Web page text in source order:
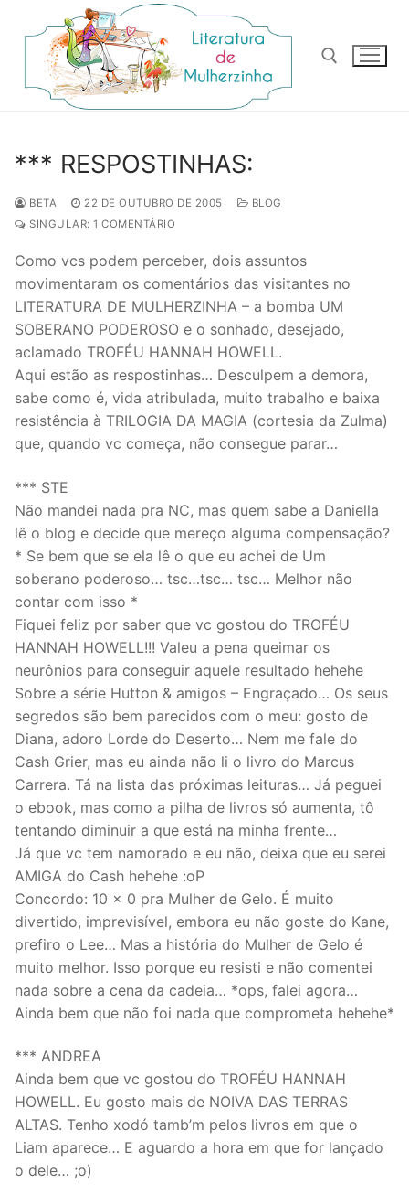
para
conteúdo
*** RESPOSTINHAS:
BETA 22 DE OUTUBRO DE 2005
BLOG
SINGULAR: 1 COMENTÁRIO
Como vcs podem perceber, dois assuntos
movimentaram os comentários das visitantes no
LITERATURA DE MULHERZINHA – a bomba UM
SOBERANO PODEROSO e o sonhado, desejado,
aclamado TROFÉU HANNAH HOWELL.
Aqui estão as respostinhas… Desculpem a demora,
sabe como é, vida atribulada, muito trabalho e baixa
resistência à TRILOGIA DA MAGIA (cortesia da Zulma)
que, quando vc começa, não consegue parar…
*** STE
Não mandei nada pra NC, mas quem sabe a Daniella
lê o blog e decide que mereço alguma compensação?
* Se bem que se ela lê o que eu achei de Um
soberano poderoso… tsc…tsc… tsc… Melhor não
contar com isso *
Fiquei feliz por saber que vc gostou do TROFÉU
HANNAH HOWELL!!! Valeu a pena queimar os
neurônios para conseguir aquele resultado hehehe
Sobre a série Hutton & amigos – Engraçado… Os seus
segredos são bem parecidos com o meu: gosto de
Diana, adoro Lorde do Deserto… Nem me fale do
Cash Grier, mas eu ainda não li o livro do Marcus
Carrera. Tá na lista das próximas leituras… Já peguei
o ebook, mas como a pilha de livros só aumenta, tô
tentando diminuir a que está na minha frente…
Já que vc tem namorado e eu não, deixa que eu serei
AMIGA do Cash hehehe :oP
Concordo: 10 x 0 pra Mulher de Gelo. É muito
divertido, imprevisível, embora eu não goste do Kane,
prefiro o Lee… Mas a história do Mulher de Gelo é
muito melhor. Isso porque eu resisti e não comentei
nada sobre a cena da cadeia… *ops, falei agora…
Ainda bem que não foi nada que comprometa hehehe*
*** ANDREA
Ainda bem que vc gostou do TROFÉU HANNAH
HOWELL. Eu gosto mais de NOIVA DAS TERRAS
ALTAS. Tenho xodó tamb’m pelos livros em que o
Liam aparece… E aguardo a hora em que for lançado
o dele… ;o)